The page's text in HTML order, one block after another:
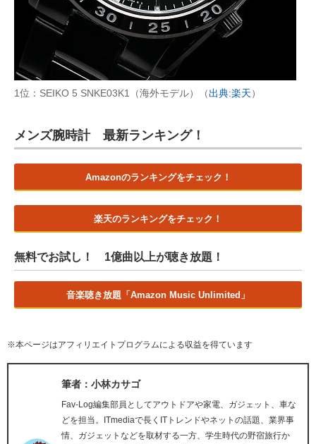
1位：SEIKO 5 SNKE03K1（海外モデル）（出典:楽天）
メンズ腕時計 最新ランキング！
Amazonのランキングをチェック！
楽天のランキングをチェック！
無料でお試し！ 1億曲以上が聴き放題！
音楽聴き放題「Amazon Music Unlimited」
※本ページはアフィリエイトプログラムによる収益を得ています
筆者：小林カサゴ
Fav-Log編集部員としてアウトドアや家電、ガジェット、車な
どを担当。ITmediaで長くITトレンドやネットの話題、業界事
情、ガジェットなどを取材する一方、学生時代の野宿旅行か